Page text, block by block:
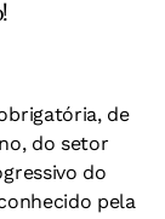
de
do setor
do
pela